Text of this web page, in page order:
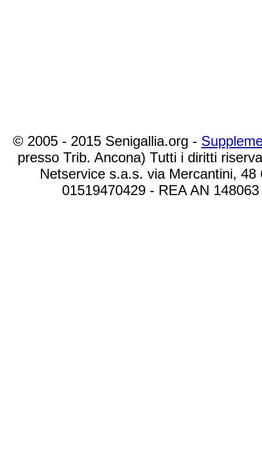
© 2005 - 2015 Senigallia.org -
presso Trib. Ancona) Tutti i diritti
Netservice s.a.s. via Mercantini,
01519470429 - REA AN